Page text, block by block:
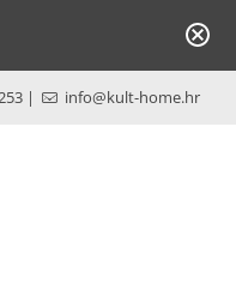
| info@kult-home.hr